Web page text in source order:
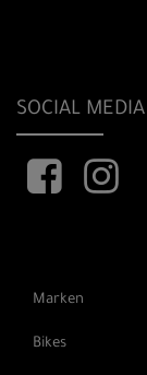
SOCIAL MEDIA
Marken
Bikes